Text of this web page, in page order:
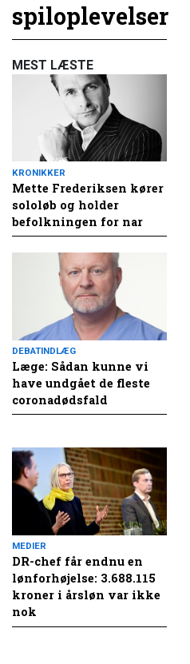
spiloplevelser
MEST LÆSTE
KRONIKKER
Mette Frederiksen kører
sololøb og holder
befolkningen for nar
DEBATINDLÆG
Læge: Sådan kunne vi
have undgået de fleste
coronadødsfald
MEDIER
DR-chef får endnu en
lønforhøjelse: 3.688.115
kroner i årsløn var ikke
nok